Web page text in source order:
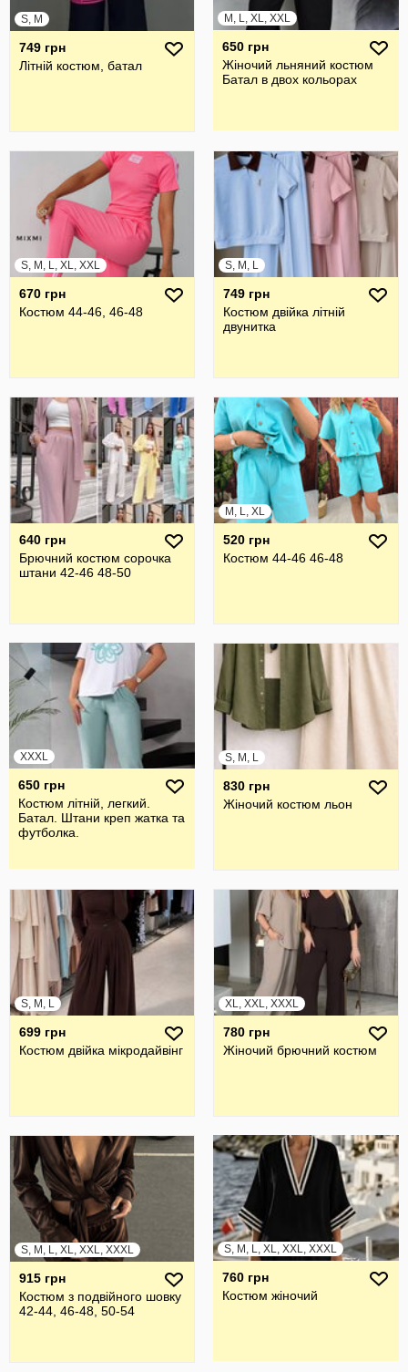
S, M
749 грн
Літній костюм, батал
M, L, XL, XXL
650 грн
Жіночий льняний костюм
Батал в двох кольорах
S, M, L, XL, XXL
670 грн
Костюм 44-46, 46-48
S, M, L
749 грн
Костюм двійка літній
двунитка
640 грн
Брючний костюм сорочка
штани 42-46 48-50
M, L, XL
520 грн
Костюм 44-46 46-48
XXXL
650 грн
Костюм літній, легкий.
Батал. Штани креп жатка та
футболка.
S, M, L
830 грн
Жіночий костюм льон
S, M, L
699 грн
Костюм двійка мікродайвінг
XL, XXL, XXXL
780 грн
Жiночий брючний костюм
S, M, L, XL, XXL, XXXL
915 грн
Костюм з подвійного шовку
42-44, 46-48, 50-54
S, M, L, XL, XXL, XXXL
760 грн
Костюм жіночий